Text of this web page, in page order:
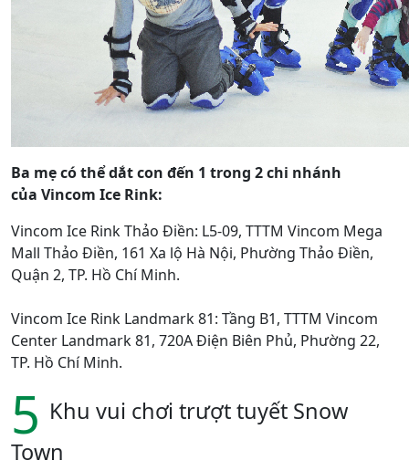
Ba mẹ có thể dắt con đến 1 trong 2 chi nhánh
của Vincom Ice Rink:
Vincom Ice Rink Thảo Điền: L5-09, TTTM Vincom Mega
Mall Thảo Điền, 161 Xa lộ Hà Nội, Phường Thảo Điền,
Quận 2, TP. Hồ Chí Minh.
Vincom Ice Rink Landmark 81: Tầng B1, TTTM Vincom
Center Landmark 81, 720A Điện Biên Phủ, Phường 22,
TP. Hồ Chí Minh.
5 Khu vui chơi trượt tuyết Snow
Town